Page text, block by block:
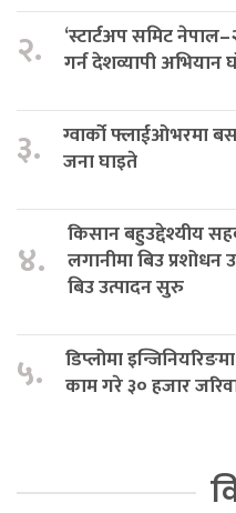
२.
‘स्टार्टअप समिट
गर्न देशव्यापी अभियान
३.
ग्वार्को फ्लाईओभरमा
जना घाइते
४.
किसान बहुउद्देश्यीय
लगानीमा बिउ प्रशोधन
बिउ उत्पादन सुरु
५.
डिप्लोमा
काम गरे ३० हजार